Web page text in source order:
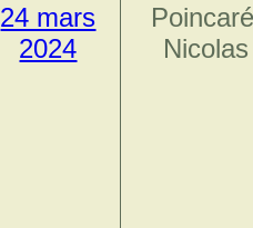
24 mars
2024
Nicolas